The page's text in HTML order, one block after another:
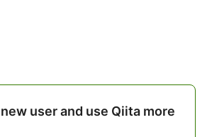
user and use Qiita more